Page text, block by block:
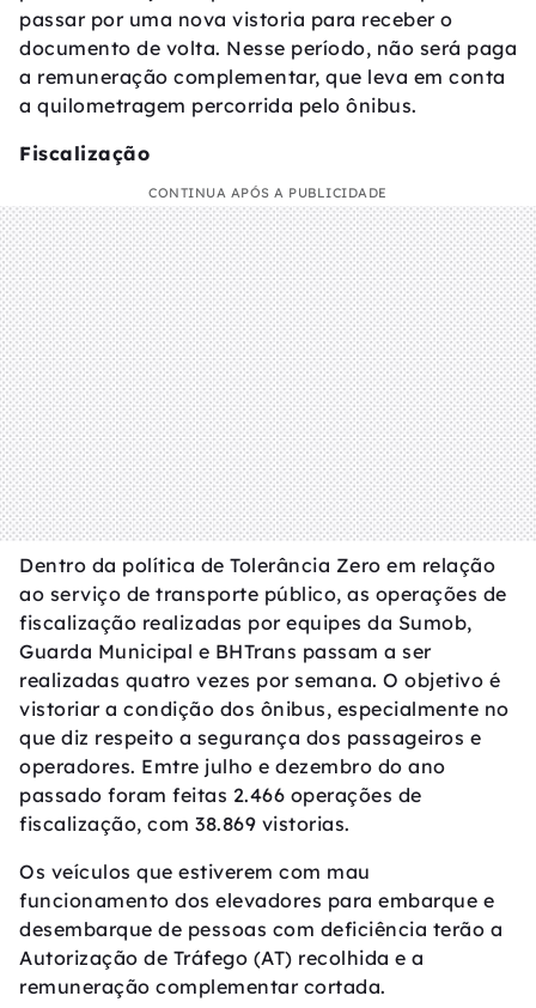
passar por uma nova vistoria para receber o
documento de volta. Nesse período, não será paga
a remuneração complementar, que leva em conta
a quilometragem percorrida pelo ônibus.
Fiscalização
CONTINUA APÓS A PUBLICIDADE
Dentro da política de Tolerância Zero em relação
ao serviço de transporte público, as operações de
fiscalização realizadas por equipes da Sumob,
Guarda Municipal e BHTrans passam a ser
realizadas quatro vezes por semana. O objetivo é
vistoriar a condição dos ônibus, especialmente no
que diz respeito a segurança dos passageiros e
operadores. Emtre julho e dezembro do ano
passado foram feitas 2.466 operações de
fiscalização, com 38.869 vistorias.
Os veículos que estiverem com mau
funcionamento dos elevadores para embarque e
desembarque de pessoas com deficiência terão a
Autorização de Tráfego (AT) recolhida e a
remuneração complementar cortada.